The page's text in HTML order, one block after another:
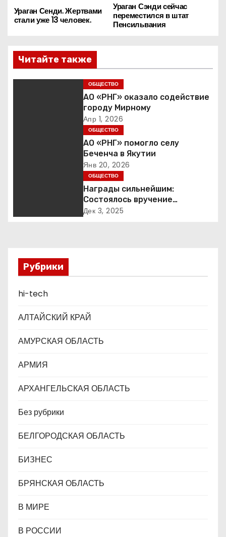
Н
в
и
п
м
Ураган Сэнди сейчас
переместился в штат
Пенсильвания
Ураган Сенди. Жертвами
стали уже 13 человек.
Читайте также
ОБЩЕСТВО
АО «РНГ» оказало содействие
городу Мирному
Апр 1, 2026
ОБЩЕСТВО
АО «РНГ» помогло селу
Беченча в Якутии
Янв 20, 2026
ОБЩЕСТВО
Награды сильнейшим:
Состоялось вручение
международной премии Best
Дек 3, 2025
Рубрики
hi-tech
АЛТАЙСКИЙ КРАЙ
АМУРСКАЯ ОБЛАСТЬ
АРМИЯ
АРХАНГЕЛЬСКАЯ ОБЛАСТЬ
Без рубрики
БЕЛГОРОДСКАЯ ОБЛАСТЬ
БИЗНЕС
БРЯНСКАЯ ОБЛАСТЬ
В МИРЕ
В РОССИИ